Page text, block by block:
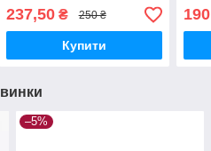
237,50₴ 250 ₴
Купити
190
–5%